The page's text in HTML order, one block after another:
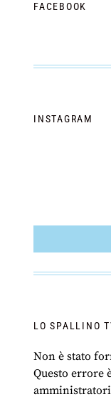
FACEBOOK
INSTAGRAM
LO SPALLINO
Non è stato
Questo errore
amministratori